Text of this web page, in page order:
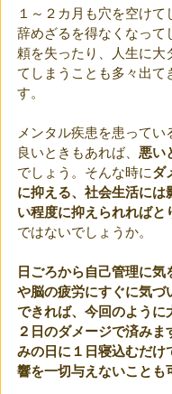
１～２カ月も穴を空けて
辞めざるを得なくなって
頼を失ったり、人生に大
てしまうことも多々出て
す。
メンタル疾患を患ってい
良いときもあれば、 悪い
でしょう。そんな時にダ
に抑える、社会生活には
い程度に抑えられればと
ではないでしょうか。
日ごろから自己管理に気
や脳の疲労にすぐに気づ
できれば、今回のように
２日のダメージで済みま
みの日に１日寝込むだけ
響を一切与えないことも